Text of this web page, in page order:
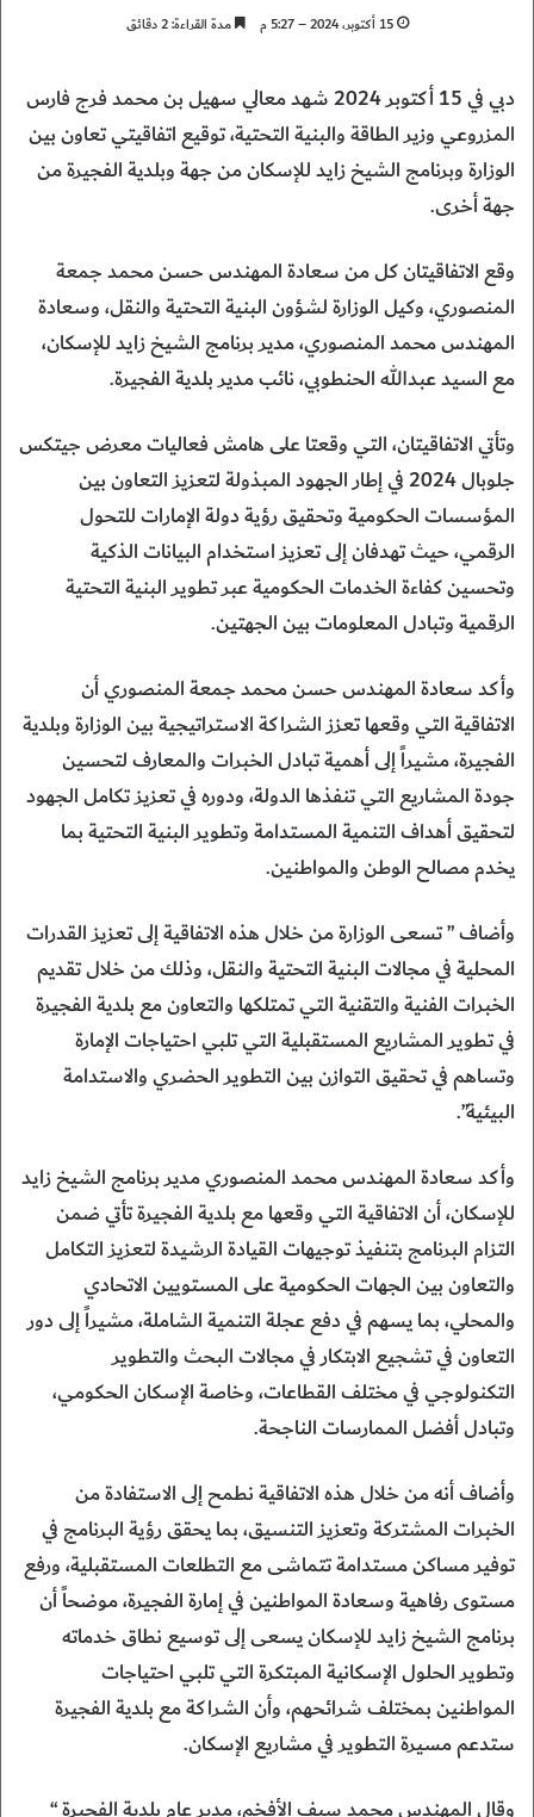
15 أكتوبر، 2024 – 5:27 م مدة القراءة: 2 دقائق
دبي في 15 أكتوبر 2024 شهد معالي سهيل بن محمد فرج فارس
المزروعي وزير الطاقة والبنية التحتية، توقيع اتفاقيتي تعاون بين
الوزارة وبرنامج الشيخ زايد للإسكان من جهة وبلدية الفجيرة من
جهة أخرى.
وقع الاتفاقيتان كل من سعادة المهندس حسن محمد جمعة
المنصوري، وكيل الوزارة لشؤون البنية التحتية والنقل، وسعادة
المهندس محمد المنصوري، مدير برنامج الشيخ زايد للإسكان،
مع السيد عبدالله الحنطوبي، نائب مدير بلدية الفجيرة.
وتأتي الاتفاقيتان، التي وقعتا على هامش فعاليات معرض جيتكس
جلوبال 2024 في إطار الجهود المبذولة لتعزيز التعاون بين
المؤسسات الحكومية وتحقيق رؤية دولة الإمارات للتحول
الرقمي، حيث تهدفان إلى تعزيز استخدام البيانات الذكية
وتحسين كفاءة الخدمات الحكومية عبر تطوير البنية التحتية
الرقمية وتبادل المعلومات بين الجهتين.
وأكد سعادة المهندس حسن محمد جمعة المنصوري أن
الاتفاقية التي وقعها تعزز الشراكة الاستراتيجية بين الوزارة وبلدية
الفجيرة، مشيراً إلى أهمية تبادل الخبرات والمعارف لتحسين
جودة المشاريع التي تنفذها الدولة، ودوره في تعزيز تكامل الجهود
لتحقيق أهداف التنمية المستدامة وتطوير البنية التحتية بما
يخدم مصالح الوطن والمواطنين.
‏‎وأضاف ” تسعى الوزارة من خلال هذه الاتفاقية إلى تعزيز القدرات
المحلية في مجالات البنية التحتية والنقل، وذلك من خلال تقديم
الخبرات الفنية والتقنية التي تمتلكها والتعاون مع بلدية الفجيرة
في تطوير المشاريع المستقبلية التي تلبي احتياجات الإمارة
وتساهم في تحقيق التوازن بين التطوير الحضري والاستدامة
البيئية”.
وأكد سعادة المهندس محمد المنصوري مدير برنامج الشيخ زايد
للإسكان، أن الاتفاقية التي وقعها مع بلدية الفجيرة تأتي ضمن
التزام البرنامج بتنفيذ توجيهات القيادة الرشيدة لتعزيز التكامل
والتعاون بين الجهات الحكومية على المستويين الاتحادي
والمحلي، بما يسهم في دفع عجلة التنمية الشاملة، مشيراً إلى دور
التعاون في تشجيع الابتكار في مجالات البحث والتطوير
التكنولوجي في مختلف القطاعات، وخاصة الإسكان الحكومي،
وتبادل أفضل الممارسات الناجحة. ‏‎
وأضاف أنه من خلال هذه الاتفاقية نطمح إلى الاستفادة من
الخبرات المشتركة وتعزيز التنسيق، بما يحقق رؤية البرنامج في
توفير مساكن مستدامة تتماشى مع التطلعات المستقبلية، ورفع
مستوى رفاهية وسعادة المواطنين في إمارة الفجيرة، موضحاً أن
برنامج الشيخ زايد للإسكان يسعى إلى توسيع نطاق خدماته
وتطوير الحلول الإسكانية المبتكرة التي تلبي احتياجات
المواطنين بمختلف شرائحهم، وأن الشراكة مع بلدية الفجيرة
ستدعم مسيرة التطوير في مشاريع الإسكان.
وقال المهندس محمد سيف الأفخم، مدير عام بلدية الفجيرة “